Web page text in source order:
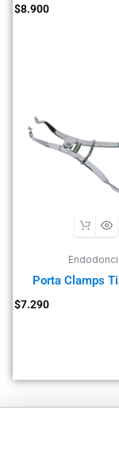
$8.900
Porta Clamps
$7.290